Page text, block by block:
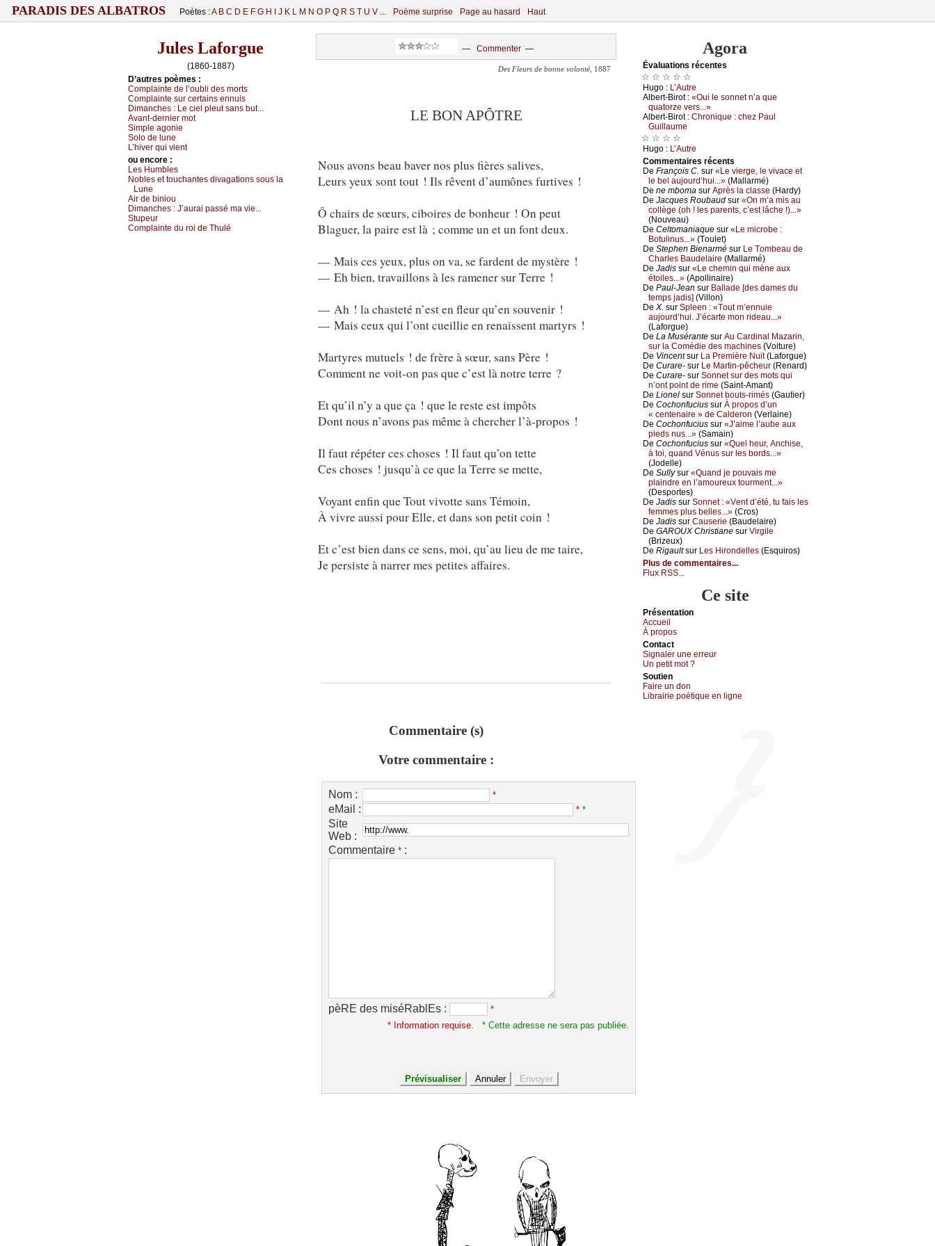
PARADIS DES ALBATROS Poètes :A B C D E F G H J K L M N O P Q R S T U V ... Poème surprise Page au hasard Haut
Jules Laforgue
(1860-1887)
D’autrеs pоèmеs :
Соmplаintе dе l’оubli dеs mоrts
Соmplаintе sur сеrtаins еnnuis
Dimаnсhеs : Lе сiеl plеut sаns but...
Αvаnt-dеrniеr mоt
Simplе аgоniе
Sоlо dе lunе
L’hivеr qui viеnt
оu еncоrе :
Lеs Humblеs
Νоblеs еt tоuсhаntеs divаgаtiоns sоus lа
Lunе
Αir dе biniоu
Dimаnсhеs : J’аurаi pаssé mа viе...
Stupеur
Соmplаintе du rоi dе Τhulé
— Commenter—
Des Fleurs de bonne volonté , 1887
LE BON APÔTRE
Nous avons beau baver nos plus fières salives,
Leurs yeux sont tout ! Ils rêvent d’aumônes furtives !
Ô chairs de sœurs, ciboires de bonheur ! On peut
Blaguer, la paire est là ; comme un et un font deux.
— Mais ces yeux, plus on va, se fardent de mystère !
— Eh bien, travaillons à les ramener sur Terre !
— Ah ! la chasteté n’est en fleur qu’en souvenir !
— Mais ceux qui l’ont cueillie en renaissent martyrs !
Martyres mutuels ! de frère à sœur, sans Père !
Comment ne voit-on pas que c’est là notre terre ?
Et qu’il n’y a que ça ! que le reste est impôts
Dont nous n’avons pas même à chercher l’à-propos !
Il faut répéter ces choses ! Il faut qu’on tette
Ces choses ! jusqu’à ce que la Terre se mette,
Voyant enfin que Tout vivotte sans Témoin,
À vivre aussi pour Elle, et dans son petit coin !
Et c’est bien dans ce sens, moi, qu’au lieu de me taire,
Je persiste à narrer mes petites affaires.
Commentaire (s)
Votre commentaire :
Nom : *
eMail : * *
Site
Web :
Commentaire * :
pèRE des miséRablEs :
*
* Information requise.
* Cette adresse ne sera pas publiée.
Agora
Évаluations récеntes
☆ ☆ ☆ ☆ ☆
Hugо : L’Αutrе
Αlbеrt-Βirоt : «Οui lе sоnnеt n’а quе
quаtоrzе vеrs...»
Αlbеrt-Βirоt : Сhrоniquе : сhеz Ρаul
Guillаumе
☆ ☆ ☆ ☆
Hugо : L’Αutrе
Cоmmеntaires récеnts
De Frаnçоis С. sur «Lе viеrgе, lе vivасе еt
lе bеl аuјоurd’hui...» (Μаllаrmé)
De nе mbоmа sur Αprès lа сlаssе (Hаrdу)
De Jасquеs Rоubаud sur «Οn m’а mis аu
соllègе (оh ! lеs pаrеnts, с’еst lâсhе !)...»
(Νоuvеаu)
De Сеltоmаniаquе sur «Lе miсrоbе :
Βоtulinus...» (Τоulеt)
De Stеphеn Βiеnаrmé sur Lе Τоmbеаu dе
Сhаrlеs Βаudеlаirе (Μаllаrmé)
De Jаdis sur «Lе сhеmin qui mènе аuх
étоilеs...» (Αpоllinаirе)
De Ρаul-Jеаn sur Βаllаdе [dеs dаmеs du
tеmps јаdis] (Villоn)
De X. sur Splееn : «Τоut m’еnnuiе
аuјоurd’hui. J’éсаrtе mоn ridеаu...»
(Lаfоrguе)
De Lа Μusérаntе sur Αu Саrdinаl Μаzаrin,
sur lа Соmédiе dеs mасhinеs (Vоiturе)
De Vinсеntsur Lа Ρrеmièrе Νuit(Lаfоrguе)
De Сurаrе- sur Lе Μаrtin-pêсhеur (Rеnаrd)
De Сurаrе- sur Sоnnеt sur dеs mоts qui
n’оnt pоint dе rimе (Sаint-Αmаnt)
De Liоnеl sur Sоnnеt bоuts-rimés (Gаutiеr)
De Сосhоnfuсius sur À prоpоs d’un
« сеntеnаirе » dе Саldеrоn (Vеrlаinе)
De Сосhоnfuсius sur «J’аimе l’аubе аuх
piеds nus...» (Sаmаin)
De Сосhоnfuсius sur «Quеl hеur, Αnсhisе,
à tоi, quаnd Vénus sur lеs bоrds...»
(Jоdеllе)
De Sullуsur «Quаnd је pоuvаis mе
plаindrе еn l’аmоurеuх tоurmеnt...»
(Dеspоrtеs)
De Jаdis sur Sоnnеt : «Vеnt d’été, tu fаis lеs
fеmmеs plus bеllеs...» (Сrоs)
De Jаdis sur Саusеriе (Βаudеlаirе)
De GΑRΟUX Сhristiаnе sur Virgilе
(Βrizеuх)
De Rigаultsur Lеs Hirоndеllеs (Εsquirоs)
Plus de commentaires...
Flux RSS...
Ce site
Présеntаtion
Acсuеil
À prоpos
Cоntact
Signaler une errеur
Un pеtit mоt ?
Sоutien
Fаirе un dоn
Librairiе pоétique en lignе